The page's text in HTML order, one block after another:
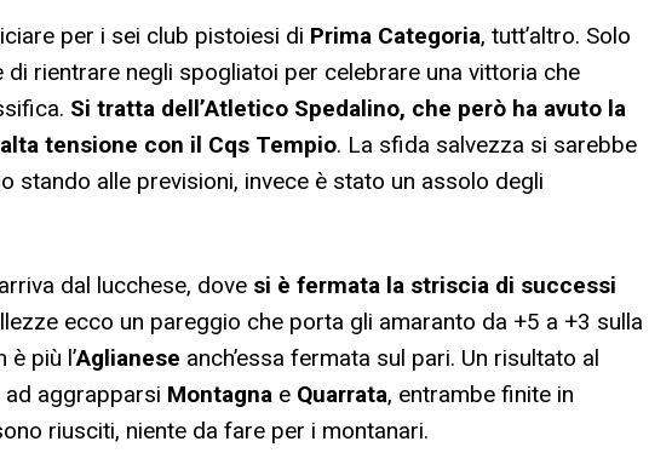
per i sei club pistoiesi di Prima Categoria, tutt’altro. Solo
di rientrare negli spogliatoi per celebrare una vittoria che
Si tratta dell’Atletico Spedalino, che però ha avuto la
tensione con il Cqs Tempio. La sfida salvezza si sarebbe
stando alle previsioni, invece è stato un assolo degli
dal lucchese, dove si è fermata la striscia di successi
ecco un pareggio che porta gli amaranto da +5 a +3 sulla
più l’Aglianese anch’essa fermata sul pari. Un risultato al
ad aggrapparsi Montagna e Quarrata, entrambe finite in
riusciti, niente da fare per i montanari.